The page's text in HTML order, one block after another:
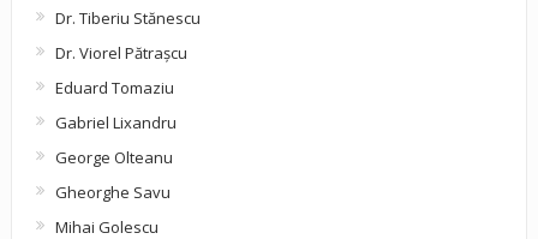
Dr. Tiberiu Stănescu
Dr. Viorel Pătraşcu
Eduard Tomaziu
Gabriel Lixandru
George Olteanu
Gheorghe Savu
Mihai Golescu